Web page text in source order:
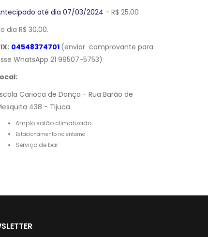
até dia 07/03/2024 - R$ 25,00
dia R$ 30,00.
04548374701 (enviar comprovante para
WhatsApp 21 99507-5753)
Carioca de Dança - Rua Barão de
438 - Tijuca
Amplo salão climatizado
Estacionamento no entorno
Serviço de bar